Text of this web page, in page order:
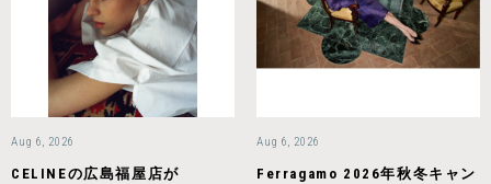
Aug 6, 2026
CELINEの広島福屋店が
Aug 6, 2026
Ferragamo 2026年秋冬キャン